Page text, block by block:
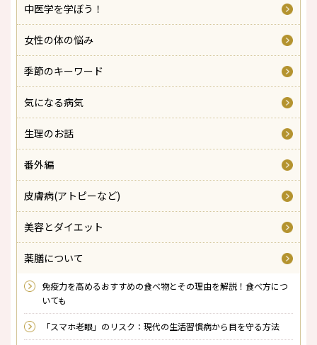
中医学を学ぼう！
女性の体の悩み
季節のキーワード
気になる病気
生理のお話
番外編
皮膚病(アトピーなど)
美容とダイエット
薬膳について
免疫力を高めるおすすめの食べ物とその理由を解説！食べ方につ
いても
「スマホ老眼」のリスク：現代の生活習慣病から目を守る方法